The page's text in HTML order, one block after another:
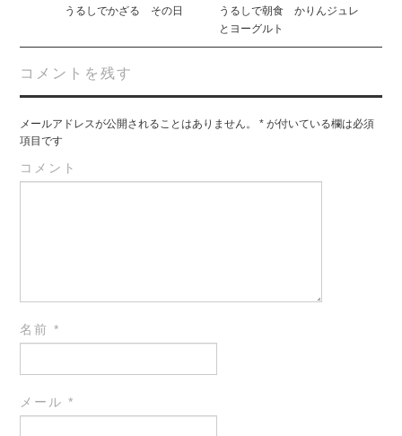
navigationうるしでかざる その日
うるしで朝食 かりんジュレ
とヨーグルト
コメントを残す
メールアドレスが公開されることはありません。 * が付いている欄は必須
項目です
コメント
名前*
メール*